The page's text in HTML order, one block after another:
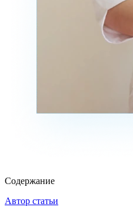
Содержание
Автор статьи